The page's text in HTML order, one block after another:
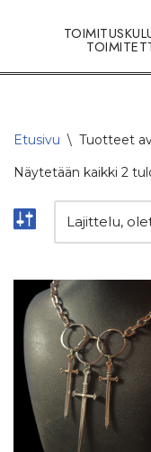
Etusivu \ Tuotteet
Näytetään kaikki 2